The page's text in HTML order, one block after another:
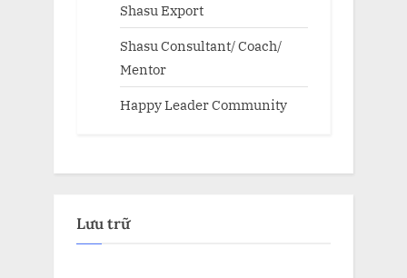
Shasu Export
Shasu Consultant/ Coach/
Mentor
Happy Leader Community
Lưu trữ